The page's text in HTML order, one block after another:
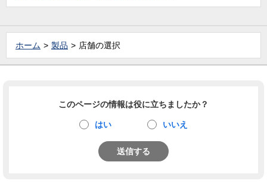
ホーム 製品 店舗の選択
このページの情報は役に立ちましたか？
はい いいえ
送信する